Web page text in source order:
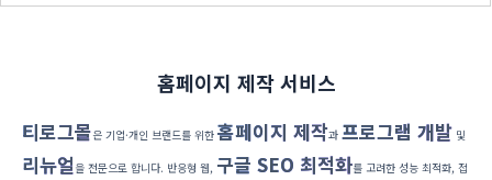
홈페이지 제작 서비스
티로그몰은 기업·개인 브랜드를 위한 홈페이지 제작과 프로그램 개발 및
리뉴얼 을 전문으로 합니다. 반응형 웹, 구글 SEO 최적화를 고려한 성능 최적화, 접